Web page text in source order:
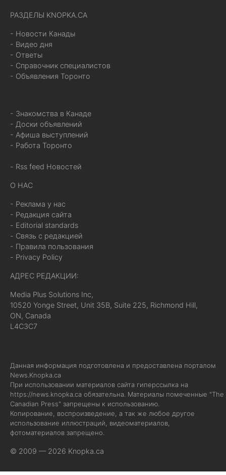
РАЗДЕЛЫ KNOPKA.CA
- Новости Канады
- Видео дня
- Ответы
- Справочник специалистов
- Объявления Торонто
- Знакомства в Канаде
- Доски объявлений
- Афиша выступлений
- Работа Торонто
- Rss feed Новостей
О НАС
- Реклама у нас
- Редакция сайта
- Editorial standards
- Связь с редакцией
- Правила пользования
- Privacy Policy
АДРЕС РЕДАКЦИИ:
Media Plus Solutions Inc,
10520 Yonge Street, Unit 35B, Suite 225, Richmond Hill,
ON, Canada
L4C3C7
Данная информация подготовлена и предоставлена порталом
News.Knopka.ca
При использовании материалов сайта гиперссылка на
https://news.knopka.ca обязательна. Материалы помеченные "The
Canadian Press" запрещены к использованию.
Копирование, воспроизведение, а так же любое другое
использование иллюстраций, видеоматериалов,
фотоматериалов запрещено.
© 2009 — 2026 Knopka.ca